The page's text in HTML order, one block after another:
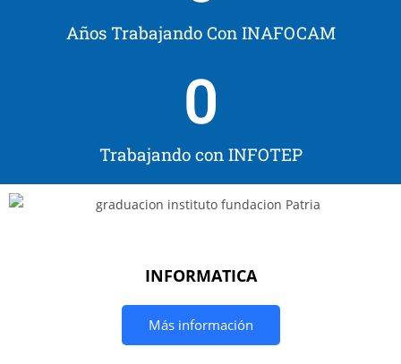
Años Trabajando Con INAFOCAM
Trabajando con INFOTEP
0
INFORMATICA
Más información